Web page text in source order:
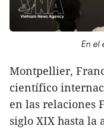
En el
Montpellier,
científico
en las relaciones
siglo XIX hasta la